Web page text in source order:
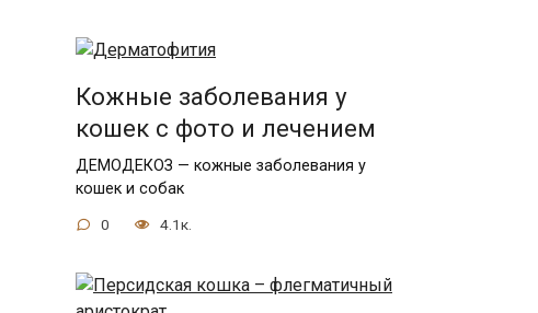
Кожные заболевания у
кошек с фото и лечением
ДЕМОДЕКОЗ — кожные заболевания у
кошек и собак
0 4.1к.